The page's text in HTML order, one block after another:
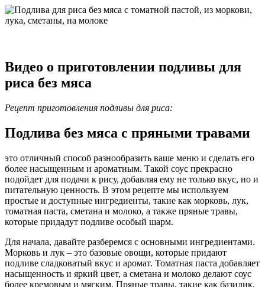
Видео о приготовлении подливы для
риса без мяса
Рецепт приготовления подливы для риса:
Подлива без мяса с пряными травами
это отличный способ разнообразить ваше меню и сделать его
более насыщенным и ароматным. Такой соус прекрасно
подойдет для подачи к рису, добавляя ему не только вкус, но и
питательную ценность. В этом рецепте мы используем
простые и доступные ингредиенты, такие как морковь, лук,
томатная паста, сметана и молоко, а также пряные травы,
которые придадут подливе особый шарм.
Для начала, давайте разберемся с основными ингредиентами.
Морковь и лук – это базовые овощи, которые придают
подливе сладковатый вкус и аромат. Томатная паста добавляет
насыщенность и яркий цвет, а сметана и молоко делают соус
более кремовым и мягким. Пряные травы, такие как базилик,